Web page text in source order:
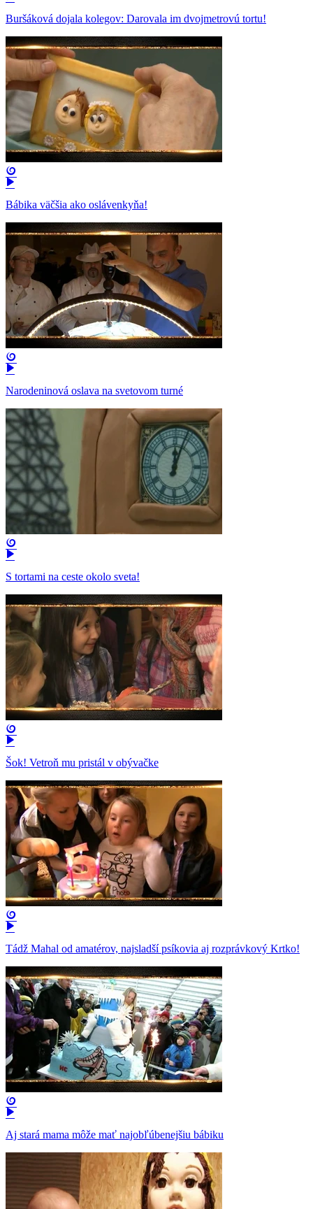
Buršáková dojala kolegov: Darovala im dvojmetrovú tortu!
Bábika väčšia ako oslávenkyňa!
Narodeninová oslava na svetovom turné
S tortami na ceste okolo sveta!
Šok! Vetroň mu pristál v obývačke
Tádž Mahal od amatérov, najsladší psíkovia aj rozprávkový Krtko!
Aj stará mama môže mať najobľúbenejšiu bábiku